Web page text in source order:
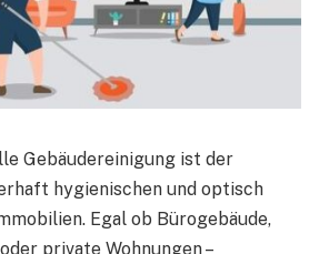
Gebäudereinigung ist der
hygienischen und optisch
Egal ob Bürogebäude,
private Wohnungen –